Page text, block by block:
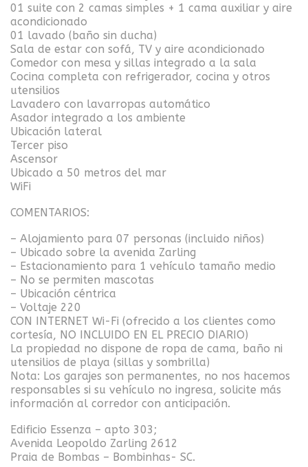
01 suite con 2 camas simples + 1 cama auxiliar y aire
acondicionado
01 lavado (baño sin ducha)
Sala de estar con sofá, TV y aire acondicionado
Comedor con mesa y sillas integrado a la sala
Cocina completa con refrigerador, cocina y otros
utensilios
Lavadero con lavarropas automático
Asador integrado a los ambiente
Ubicación lateral
Tercer piso
Ascensor
Ubicado a 50 metros del mar
WiFi
COMENTARIOS:
– Alojamiento para 07 personas (incluido niños)
– Ubicado sobre la avenida Zarling
– Estacionamiento para 1 vehículo tamaño medio
– No se permiten mascotas
– Ubicación céntrica
– Voltaje 220
CON INTERNET Wi-Fi (ofrecido a los clientes como
cortesía, NO INCLUIDO EN EL PRECIO DIARIO)
La propiedad no dispone de ropa de cama, baño ni
utensilios de playa (sillas y sombrilla)
Nota: Los garajes son permanentes, no nos hacemos
responsables si su vehículo no ingresa, solicite más
información al corredor con anticipación.
Edificio Essenza – apto 303;
Avenida Leopoldo Zarling 2612
Praia de Bombas – Bombinhas- SC.